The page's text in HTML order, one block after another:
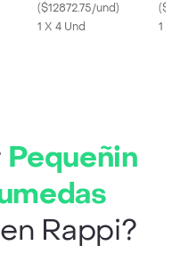
($12872.75/und)
1 X 4 Und
(
1 X
Pequeñin
en Rappi?